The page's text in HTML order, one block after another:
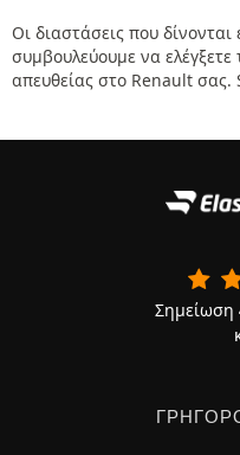
Οι διαστάσεις που δίνονται
συμβουλεύουμε να
απευθείας στο Renault σας.
Σημείωση